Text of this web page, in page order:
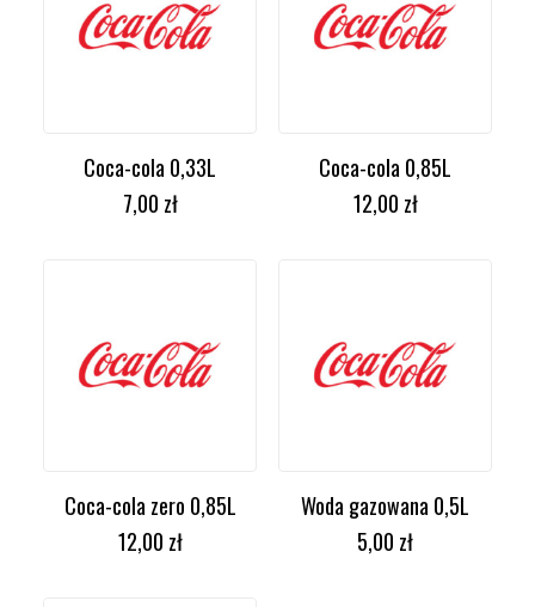
DODAJ DO KOSZYKA
Coca-cola 0,33L
7,00 zł
DODAJ DO KOSZYKA
Coca-cola 0,85L
12,00 zł
DODAJ DO KOSZYKA
Coca-cola zero 0,85L
12,00 zł
DODAJ DO KOSZYKA
Woda gazowana 0,5L
5,00 zł